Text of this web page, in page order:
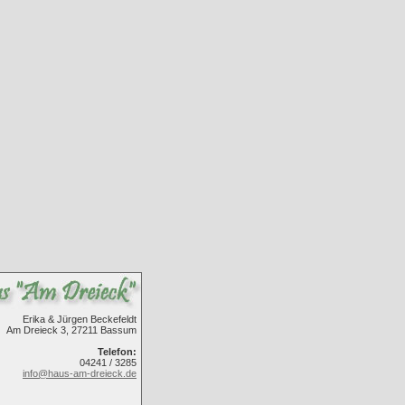
Erika & Jürgen Beckefeldt
Am Dreieck 3, 27211 Bassum
Telefon:
04241 / 3285
info@haus-am-dreieck.de